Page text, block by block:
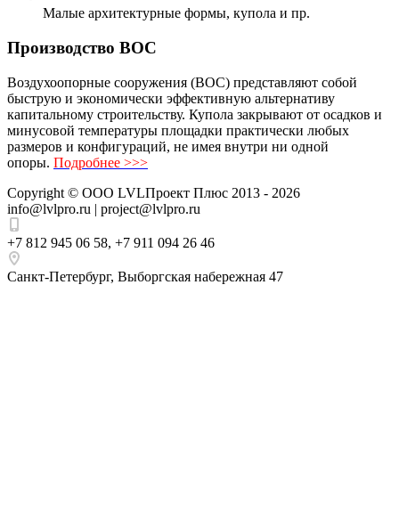
Малые архитектурные формы, купола и пр.
Производство ВОС
Воздухоопорные сооружения (ВОС) представляют собой
быструю и экономически эффективную альтернативу
капитальному строительству. Купола закрывают от осадков и
минусовой температуры площадки практически любых
размеров и конфигураций, не имея внутри ни одной
опоры. Подробнее >>>
Copyright © ООО LVLПроект Плюс 2013 - 2026
info@lvlpro.ru | project@lvlpro.ru
+7 812 945 06 58, +7 911 094 26 46
Санкт-Петербург, Выборгская набережная 47